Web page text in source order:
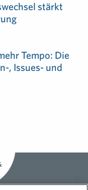
stärkt
Tempo: Die
, Issues- und